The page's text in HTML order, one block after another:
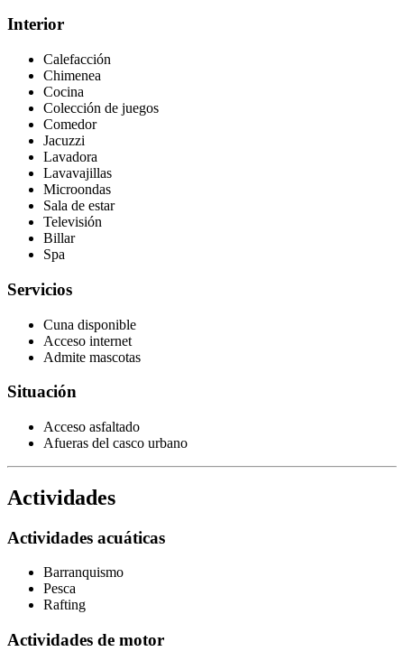
Interior
Calefacción
Chimenea
Cocina
Colección de juegos
Comedor
Jacuzzi
Lavadora
Lavavajillas
Microondas
Sala de estar
Televisión
Billar
Spa
Servicios
Cuna disponible
Acceso internet
Admite mascotas
Situación
Acceso asfaltado
Afueras del casco urbano
Actividades
Actividades acuáticas
Barranquismo
Pesca
Rafting
Actividades de motor